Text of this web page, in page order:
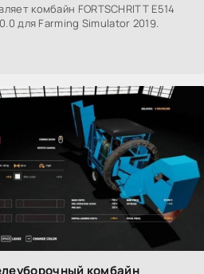
комбайн FORTSCHRITT E514
для Farming Simulator 2019.
комбайн